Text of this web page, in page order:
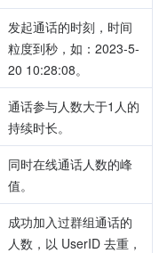
发起通话的时刻，时间
粒度到秒，如：2023-5-
20 10:28:08。
通话参与人数大于1人的
持续时长。
同时在线通话人数的峰
值。
成功加入过群组通话的
人数，以 UserID 去重，